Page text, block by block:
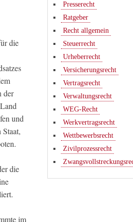
die
der
und
die
im
Presserecht
Ratgeber
Recht allgemein
Steuerrecht
Urheberrecht
Versicherungsrecht
Vertragsrecht
Verwaltungsrecht
WEG-Recht
Werkvertragsrecht
Wettbewerbsrecht
Zivilprozessrecht